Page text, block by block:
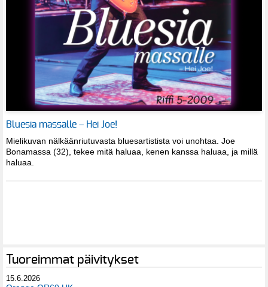
Bluesia massalle – Hei Joe!
Mielikuvan nälkäänriutuvasta bluesartistista voi unohtaa. Joe
Bonamassa (32), tekee mitä haluaa, kenen kanssa haluaa, ja millä
haluaa.
Tuoreimmat päivitykset
15.6.2026